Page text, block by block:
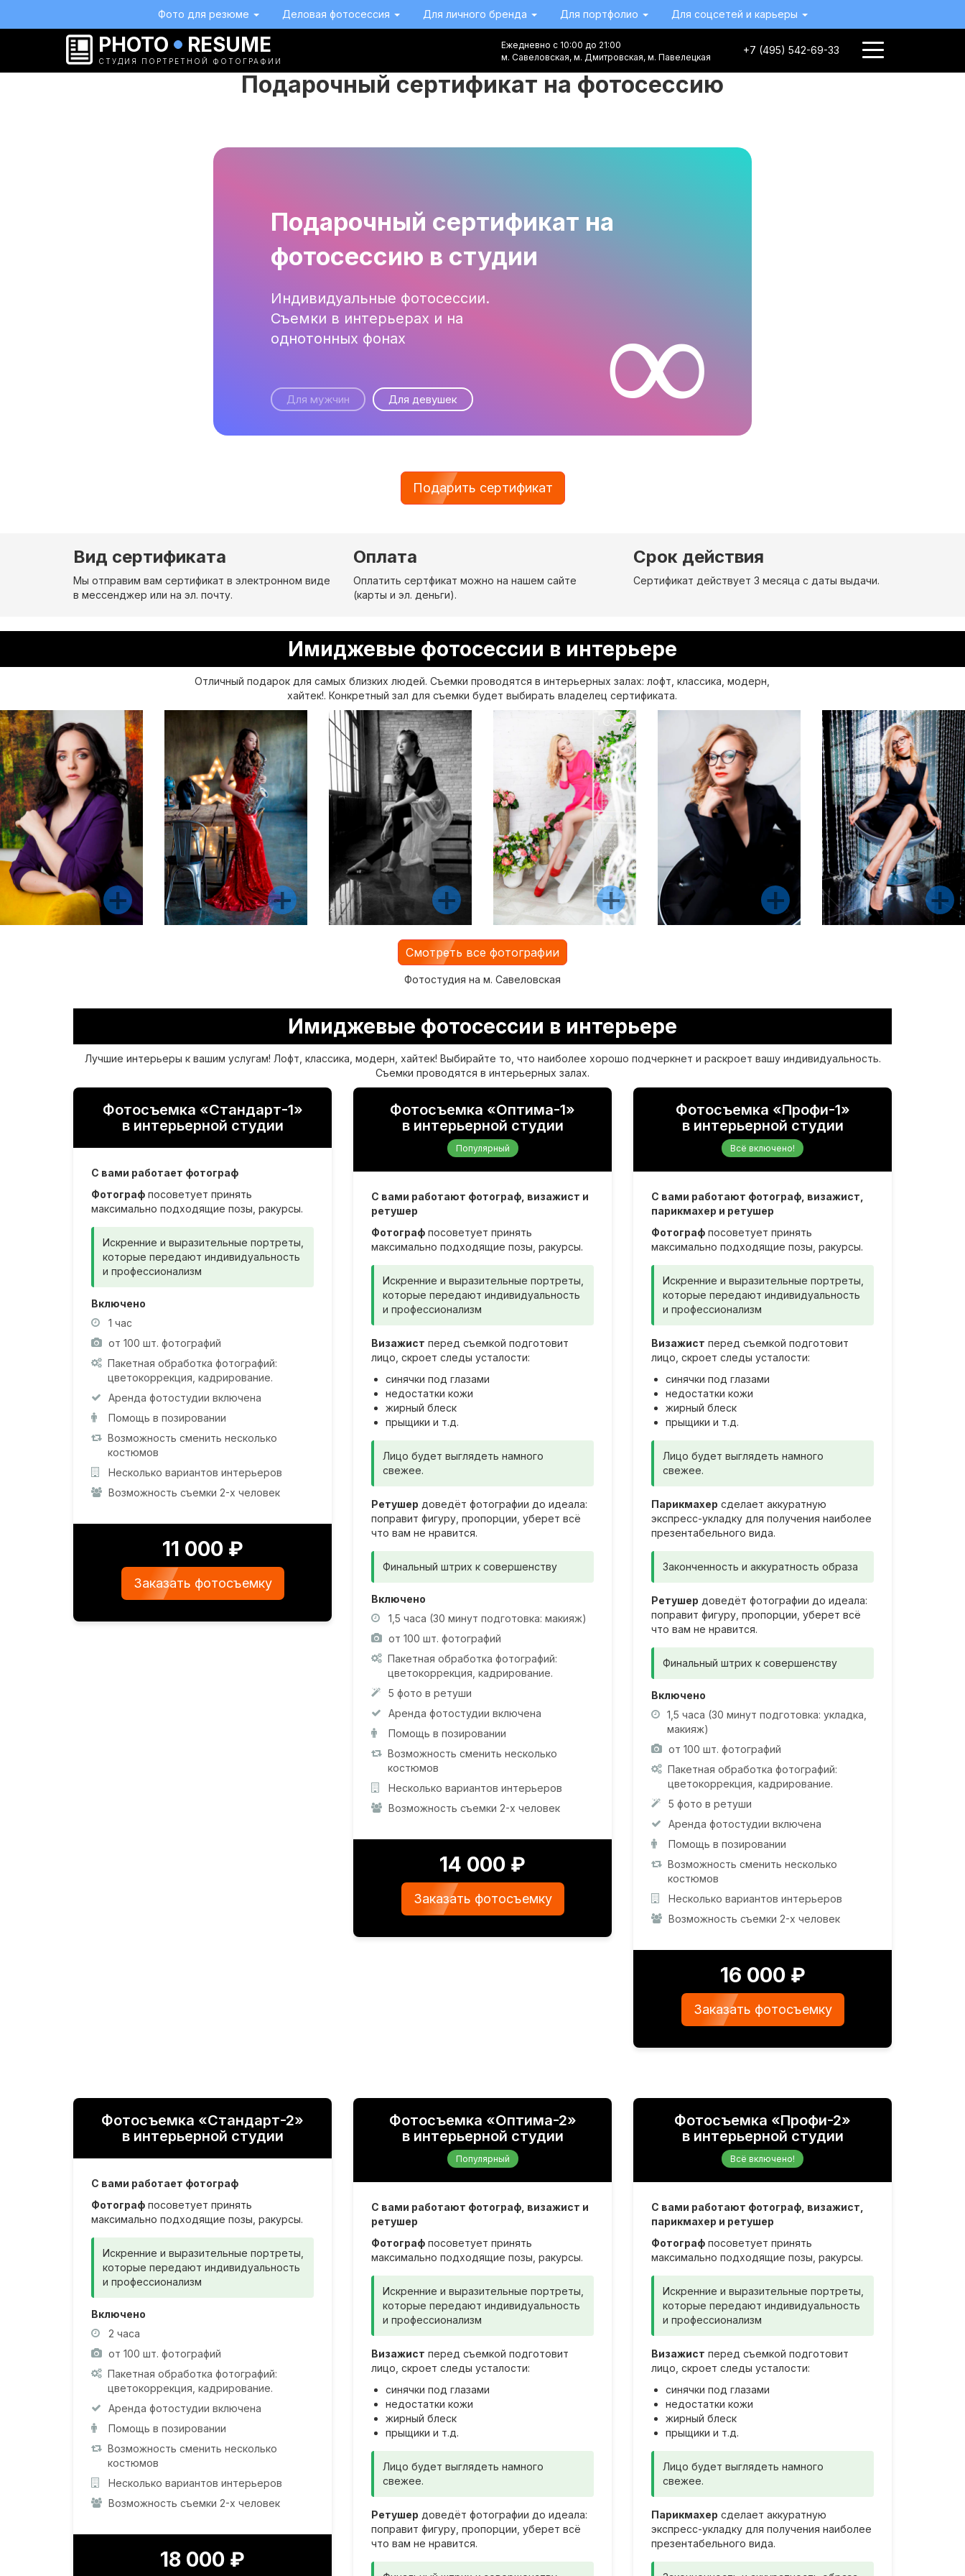
Фото для резюме Деловая фотосессия Для личного бренда Для портфолио Для соцсетей и карьеры
Выбрать
фотосессию
PHOTO RESUME
СТУДИЯ ПОРТРЕТНОЙ ФОТОГРАФИИ
Ежедневно с 10:00 до 21:00
м. Савеловская, м. Дмитровская, м. Павелецкая
+7 (495) 542-69-33
Подарочный сертификат на фотосессию
Подарочный сертификат на
фотосессию в студии
Индивидуальные фотосессии.
Съемки в интерьерах и на
однотонных фонах
Для мужчин Для девушек
Подарить сертификат
Вид сертификата
Мы отправим вам сертификат в электронном виде
в мессенджер или на эл. почту.
Оплата
Оплатить сертфикат можно на нашем сайте
(карты и эл. деньги).
Срок действия
Сертификат действует 3 месяца с даты выдачи.
Имиджевые фотосессии в интерьере
Отличный подарок для самых близких людей. Съемки проводятся в интерьерных залах: лофт, классика, модерн,
хайтек!. Конкретный зал для съемки будет выбирать владелец сертификата.
Смотреть все фотографии
Фотостудия на м. Савеловская
Имиджевые фотосессии в интерьере
Лучшие интерьеры к вашим услугам! Лофт, классика, модерн, хайтек! Выбирайте то, что наиболее хорошо подчеркнет и раскроет вашу индивидуальность.
Съемки проводятся в интерьерных залах.
Фотосъемка «Стандарт-1»
в интерьерной студии
С вами работает фотограф
Фотограф посоветует принять
максимально подходящие позы, ракурсы.
Искренние и выразительные портреты,
которые передают индивидуальность
и профессионализм
Включено
1 час
от 100 шт. фотографий
Пакетная обработка фотографий:
цветокоррекция, кадрирование.
Аренда фотостудии включена
Помощь в позировании
Возможность сменить несколько
костюмов
Несколько вариантов интерьеров
Возможность съемки 2-х человек
11 000 ₽
Заказать фотосъемку
Фотосъемка «Оптима-1»
в интерьерной студии
Популярный
С вами работают фотограф, визажист и
ретушер
Фотограф посоветует принять
максимально подходящие позы, ракурсы.
Искренние и выразительные портреты,
которые передают индивидуальность
и профессионализм
Визажист перед съемкой подготовит
лицо, скроет следы усталости:
синячки под глазами
недостатки кожи
жирный блеск
прыщики и т.д.
Лицо будет выглядеть намного
свежее.
Ретушер доведёт фотографии до идеала:
поправит фигуру, пропорции, уберет всё
что вам не нравится.
Финальный штрих к совершенству
Включено
1,5 часа (30 минут подготовка: макияж)
от 100 шт. фотографий
Пакетная обработка фотографий:
цветокоррекция, кадрирование.
5 фото в ретуши
Аренда фотостудии включена
Помощь в позировании
Возможность сменить несколько
костюмов
Несколько вариантов интерьеров
Возможность съемки 2-х человек
14 000 ₽
Заказать фотосъемку
Фотосъемка «Профи-1»
в интерьерной студии
Всё включено!
С вами работают фотограф, визажист,
парикмахер и ретушер
Фотограф посоветует принять
максимально подходящие позы, ракурсы.
Искренние и выразительные портреты,
которые передают индивидуальность
и профессионализм
Визажист перед съемкой подготовит
лицо, скроет следы усталости:
синячки под глазами
недостатки кожи
жирный блеск
прыщики и т.д.
Лицо будет выглядеть намного
свежее.
Парикмахер сделает аккуратную
экспресс-укладку для получения наиболее
презентабельного вида.
Законченность и аккуратность образа
Ретушер доведёт фотографии до идеала:
поправит фигуру, пропорции, уберет всё
что вам не нравится.
Финальный штрих к совершенству
Включено
1,5 часа (30 минут подготовка: укладка,
макияж)
от 100 шт. фотографий
Пакетная обработка фотографий:
цветокоррекция, кадрирование.
5 фото в ретуши
Аренда фотостудии включена
Помощь в позировании
Возможность сменить несколько
костюмов
Несколько вариантов интерьеров
Возможность съемки 2-х человек
16 000 ₽
Заказать фотосъемку
Фотосъемка «Стандарт-2»
в интерьерной студии
С вами работает фотограф
Фотограф посоветует принять
максимально подходящие позы, ракурсы.
Искренние и выразительные портреты,
которые передают индивидуальность
и профессионализм
Включено
2 часа
от 100 шт. фотографий
Пакетная обработка фотографий:
цветокоррекция, кадрирование.
Аренда фотостудии включена
Помощь в позировании
Возможность сменить несколько
костюмов
Несколько вариантов интерьеров
Возможность съемки 2-х человек
18 000 ₽
Фотосъемка «Оптима-2»
в интерьерной студии
Популярный
С вами работают фотограф, визажист и
ретушер
Фотограф посоветует принять
максимально подходящие позы, ракурсы.
Искренние и выразительные портреты,
которые передают индивидуальность
и профессионализм
Визажист перед съемкой подготовит
лицо, скроет следы усталости:
синячки под глазами
недостатки кожи
жирный блеск
прыщики и т.д.
Лицо будет выглядеть намного
свежее.
Ретушер доведёт фотографии до идеала:
поправит фигуру, пропорции, уберет всё
что вам не нравится.
Фотосъемка «Профи-2»
в интерьерной студии
Всё включено!
С вами работают фотограф, визажист,
парикмахер и ретушер
Фотограф посоветует принять
максимально подходящие позы, ракурсы.
Искренние и выразительные портреты,
которые передают индивидуальность
и профессионализм
Визажист перед съемкой подготовит
лицо, скроет следы усталости:
синячки под глазами
недостатки кожи
жирный блеск
прыщики и т.д.
Лицо будет выглядеть намного
свежее.
Парикмахер сделает аккуратную
экспресс-укладку для получения наиболее
презентабельного вида.